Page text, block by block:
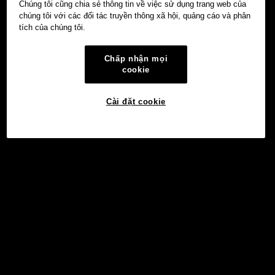
Chúng tôi cũng chia sẻ thông tin về việc sử dụng trang web của
chúng tôi với các đối tác truyền thông xã hội, quảng cáo và phân
tích của chúng tôi.
Chấp nhận mọi
cookie
Cài đặt cookie